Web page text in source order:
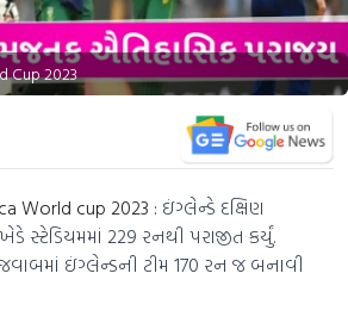
Cup 2023
World cup 2023 : ઇંગ્લેન્ડે દક્ષિણ
સ્ટેડિયમમાં 229 રનથી પરાજીત કર્યું.
ઇંગ્લેન્ડની ટીમ 170 રન જ બનાવી